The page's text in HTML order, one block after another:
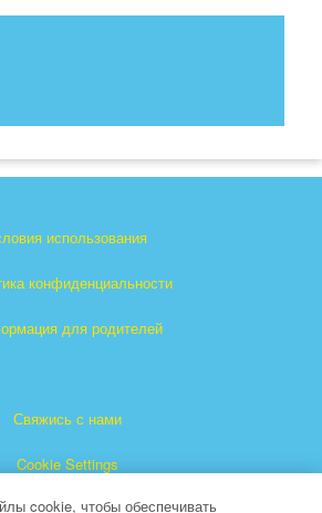
использования
конфиденциальности
для родителей
Свяжись с нами
Cookie Settings
cookie, чтобы обеспечивать